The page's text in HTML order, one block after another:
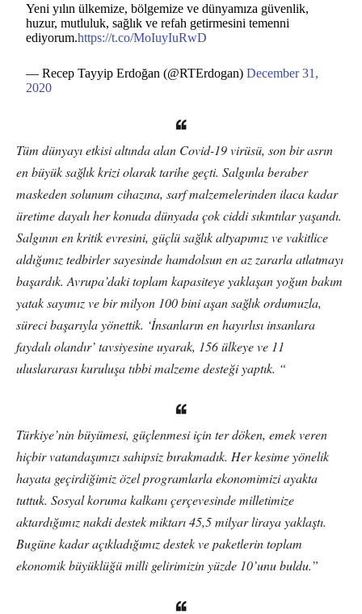
Yeni yılın ülkemize, bölgemize ve dünyamıza güvenlik,
huzur, mutluluk, sağlık ve refah getirmesini temenni
ediyorum.https://t.co/MoIuyIuRwD
— Recep Tayyip Erdoğan (@RTErdogan)December 31,
2020
Tüm dünyayı etkisi altında alan Covid-19 virüsü, son bir asrın
en büyük sağlık krizi olarak tarihe geçti. Salgınla beraber
maskeden solunum cihazına, sarf malzemelerinden ilaca kadar
üretime dayalı her konuda dünyada çok ciddi sıkıntılar yaşandı.
Salgının en kritik evresini, güçlü sağlık altyapımız ve vakitlice
aldığımız tedbirler sayesinde hamdolsun en az zararla atlatmayı
başardık. Avrupa’daki toplam kapasiteye yaklaşan yoğun bakım
yatak sayımız ve bir milyon 100 bini aşan sağlık ordumuzla,
süreci başarıyla yönettik. ‘İnsanların en hayırlısı insanlara
faydalı olandır’ tavsiyesine uyarak, 156 ülkeye ve 11
uluslararası kuruluşa tıbbi malzeme desteği yaptık. “
Türkiye’nin büyümesi, güçlenmesi için ter döken, emek veren
hiçbir vatandaşımızı sahipsiz bırakmadık. Her kesime yönelik
hayata geçirdiğimiz özel programlarla ekonomimizi ayakta
tuttuk. Sosyal koruma kalkanı çerçevesinde milletimize
aktardığımız nakdi destek miktarı 45,5 milyar liraya yaklaştı.
Bugüne kadar açıkladığımız destek ve paketlerin toplam
ekonomik büyüklüğü milli gelirimizin yüzde 10’unu buldu.”